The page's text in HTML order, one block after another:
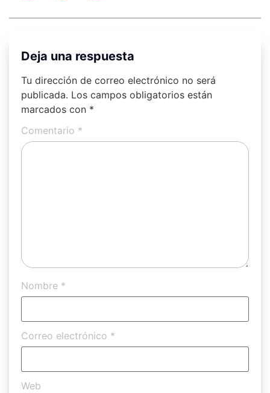
Deja una respuesta
Tu dirección de correo electrónico no será
publicada. Los campos obligatorios están
marcados con *
Comentario *
Nombre *
Correo electrónico *
Web